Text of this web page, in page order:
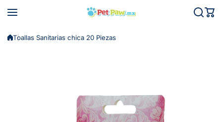
Toallas Sanitarias chica 20 Piezas